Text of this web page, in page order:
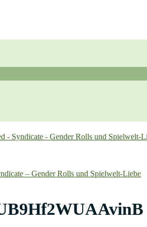
- Syndicate - Gender Rolls und Spielwelt-
– Gender Rolls und Spielwelt-Liebe